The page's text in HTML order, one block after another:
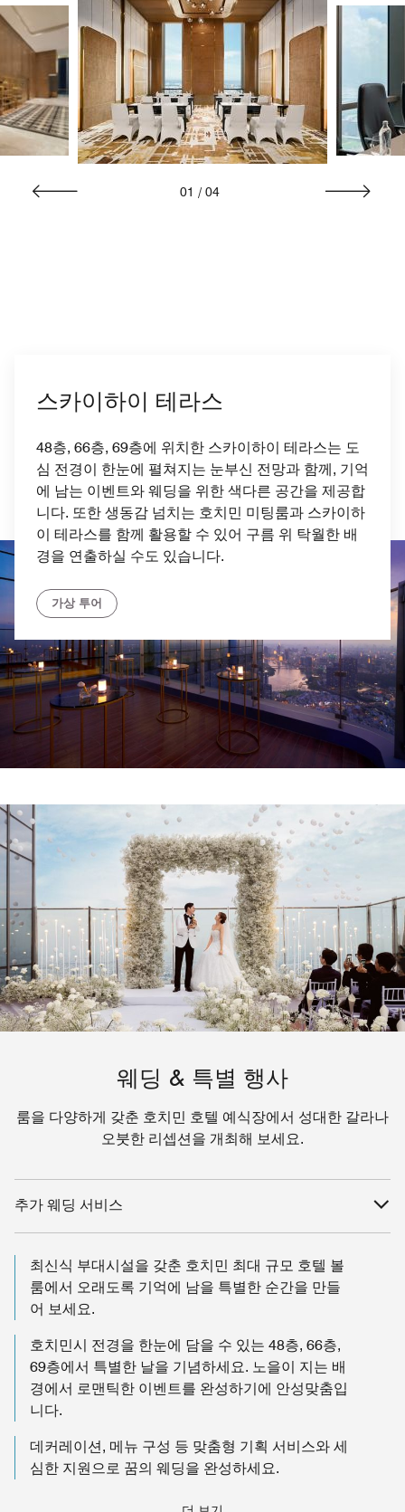
01 / 04
스카이하이 테라스
48층, 66층, 69층에 위치한 스카이하이 테라스는 도
심 전경이 한눈에 펼쳐지는 눈부신 전망과 함께, 기억
에 남는 이벤트와 웨딩을 위한 색다른 공간을 제공합
니다. 또한 생동감 넘치는 호치민 미팅룸과 스카이하
이 테라스를 함께 활용할 수 있어 구름 위 탁월한 배
경을 연출하실 수도 있습니다.
가상 투어
웨딩 & 특별 행사
룸을 다양하게 갖춘 호치민 호텔 예식장에서 성대한 갈라나
오붓한 리셉션을 개최해 보세요.
추가 웨딩 서비스
최신식 부대시설을 갖춘 호치민 최대 규모 호텔 볼
룸에서 오래도록 기억에 남을 특별한 순간을 만들
어 보세요.
호치민시 전경을 한눈에 담을 수 있는 48층, 66층,
69층에서 특별한 날을 기념하세요. 노을이 지는 배
경에서 로맨틱한 이벤트를 완성하기에 안성맞춤입
니다.
데커레이션, 메뉴 구성 등 맞춤형 기획 서비스와 세
심한 지원으로 꿈의 웨딩을 완성하세요.